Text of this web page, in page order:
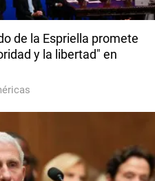
de la Espriella promete
y la libertad" en